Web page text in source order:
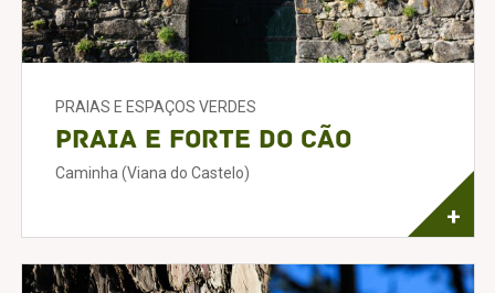
PRAIAS E ESPAÇOS VERDES
Praia e Forte do Cão
Caminha (Viana do Castelo)
+